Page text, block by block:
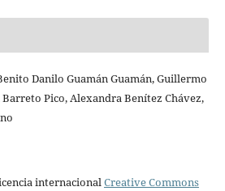
Danilo Guamán Guamán, Guillermo
Pico, Alexandra Benítez Chávez,
internacionalCreative Commons